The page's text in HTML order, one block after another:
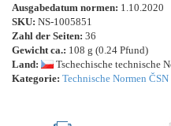
Ausgabedatum normen: 1.10.2020
SKU: NS-1005851
Zahl der Seiten: 36
Gewicht ca.: 108 g (0.24 Pfund)
Land:
Tschechische technische
Kategorie: Technische Normen ČSN